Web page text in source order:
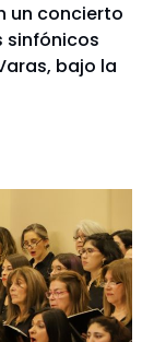
un concierto
sinfónicos
bajo la